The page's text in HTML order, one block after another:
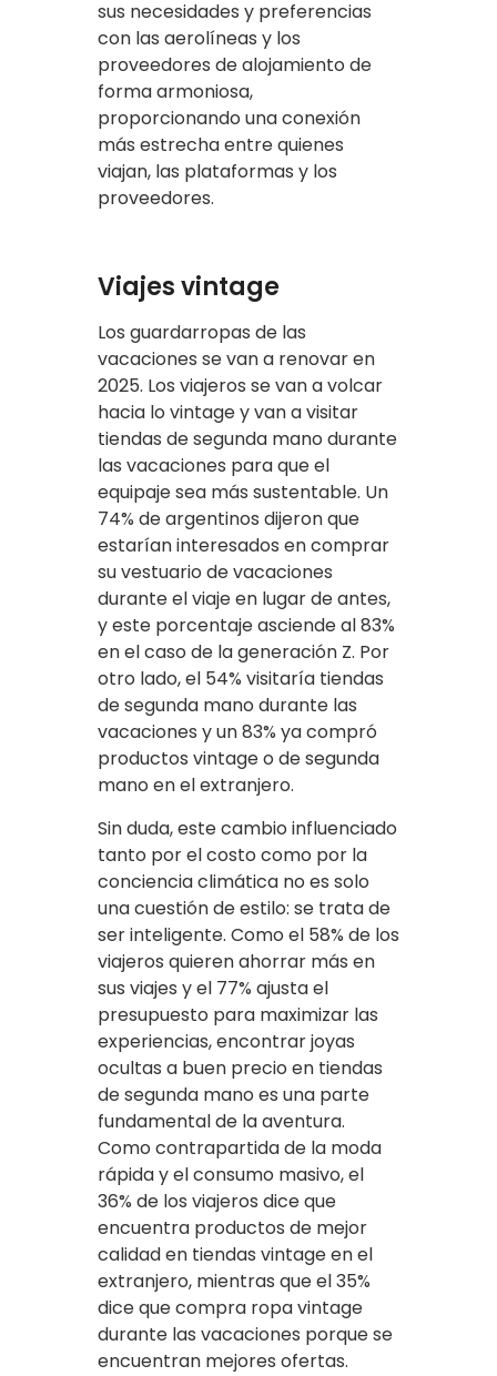
sus necesidades y preferencias
con las aerolíneas y los
proveedores de alojamiento de
forma armoniosa,
proporcionando una conexión
más estrecha entre quienes
viajan, las plataformas y los
proveedores.
Viajes vintage
Los guardarropas de las
vacaciones se van a renovar en
2025. Los viajeros se van a volcar
hacia lo vintage y van a visitar
tiendas de segunda mano durante
las vacaciones para que el
equipaje sea más sustentable. Un
74% de argentinos dijeron que
estarían interesados en comprar
su vestuario de vacaciones
durante el viaje en lugar de antes,
y este porcentaje asciende al 83%
en el caso de la generación Z. Por
otro lado, el 54% visitaría tiendas
de segunda mano durante las
vacaciones y un 83% ya compró
productos vintage o de segunda
mano en el extranjero.
Sin duda, este cambio influenciado
tanto por el costo como por la
conciencia climática no es solo
una cuestión de estilo: se trata de
ser inteligente. Como el 58% de los
viajeros quieren ahorrar más en
sus viajes y el 77% ajusta el
presupuesto para maximizar las
experiencias, encontrar joyas
ocultas a buen precio en tiendas
de segunda mano es una parte
fundamental de la aventura.
Como contrapartida de la moda
rápida y el consumo masivo, el
36% de los viajeros dice que
encuentra productos de mejor
calidad en tiendas vintage en el
extranjero, mientras que el 35%
dice que compra ropa vintage
durante las vacaciones porque se
encuentran mejores ofertas.